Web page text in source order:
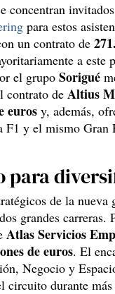
concentran
para estos
un contrato de
a este
el grupo Sorigué
contrato de Altius
euros y, además,
F1 y el mismo Gran
para
de la
grandes
Atlas Servicios
de euros. El
Negocio y
circuito durante